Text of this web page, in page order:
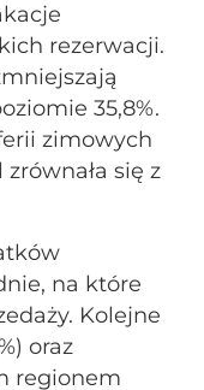
rezerwacji.
35,8%.
zimowych
się z
na które
Kolejne
oraz
regionem